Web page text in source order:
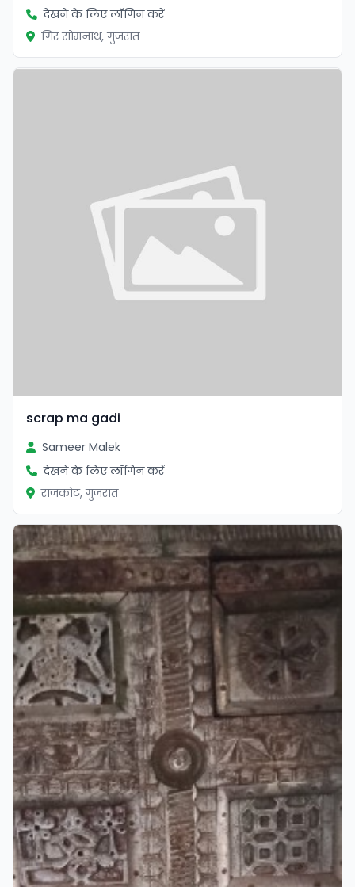
देखने के लिए लॉगिन करें
गिर सोमनाथ, गुजरात
scrap ma gadi
Sameer Malek
देखने के लिए लॉगिन करें
राजकोट, गुजरात